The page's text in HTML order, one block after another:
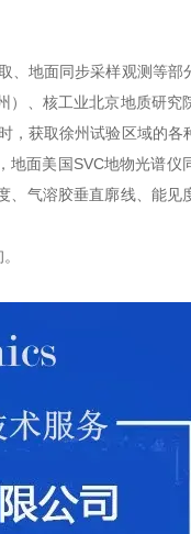
、地面同步采样观测等部
、核工业北京地质研究
，获取徐州试验区域的各
面美国SVC地物光谱仪
气溶胶垂直廓线、能见